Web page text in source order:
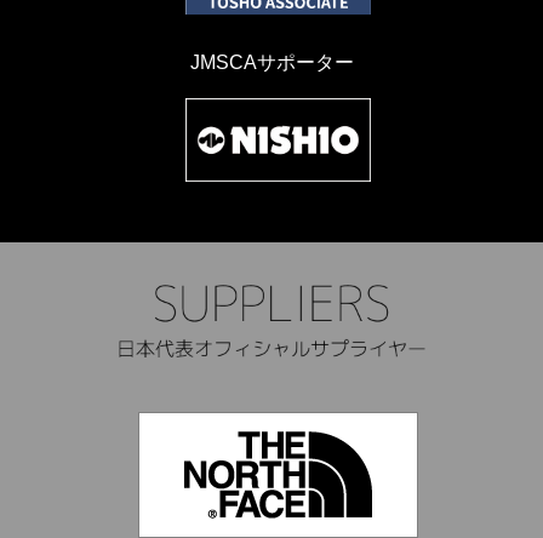
JMSCAサポーター